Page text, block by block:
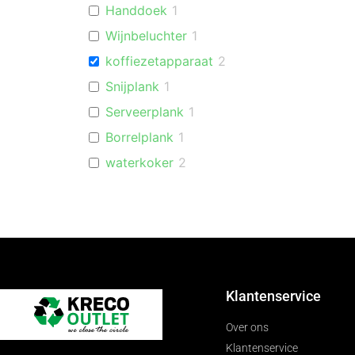
Handdoek 1
Wijnbeluchter 1
koffiezetapparaat 2
Snijplank 1
Serveerplank 1
Borrelplank 1
waterkoker 2
Broodrooster 1
Keukenorganiser
Keukenrolhouder
Klantenservice
Over ons
Klantenservice